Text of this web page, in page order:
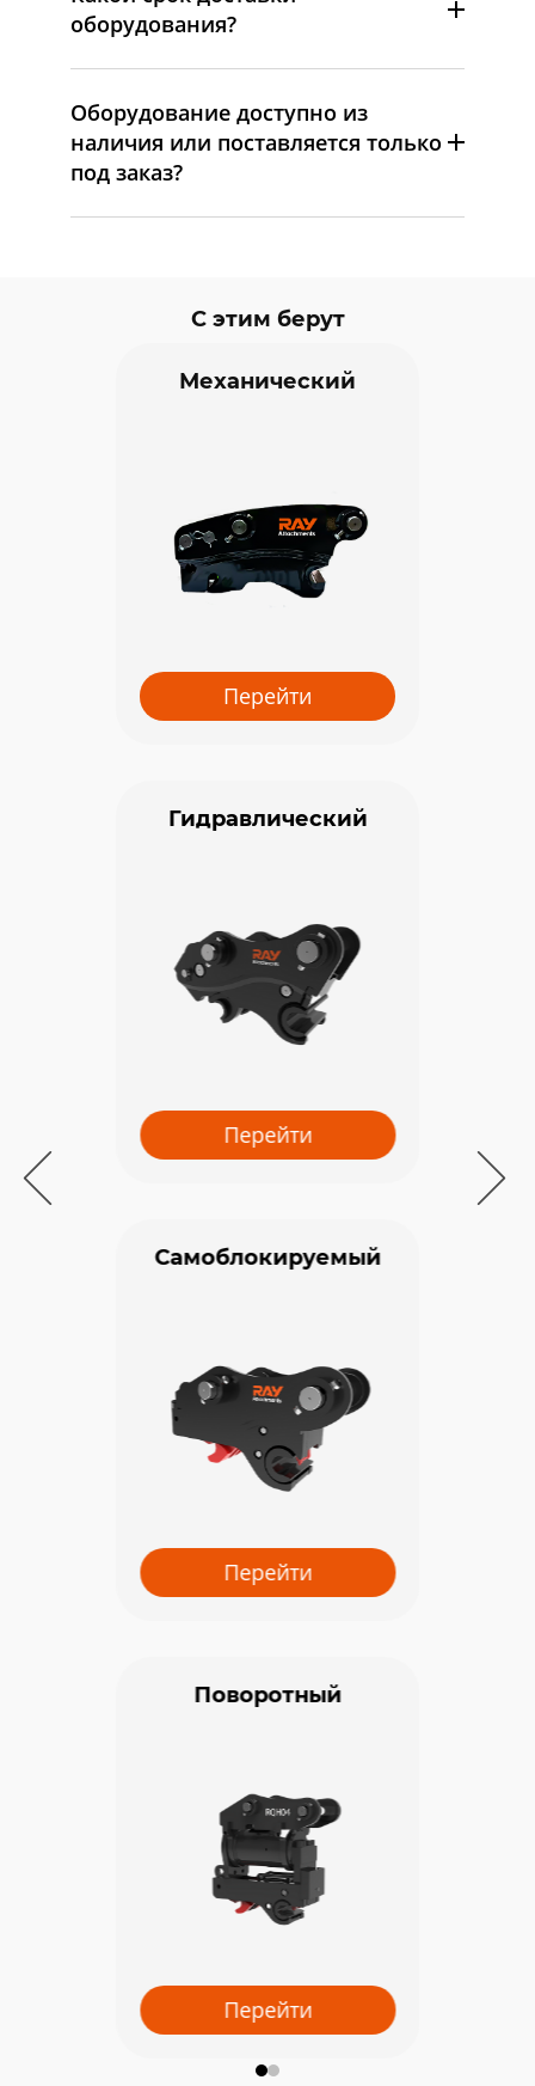
оборудования?
Оборудование доступно из
наличия или поставляется только
под заказ?
С этим берут
Механический
Перейти
Гидравлический
Перейти
Самоблокируемый
Перейти
Поворотный
Перейти